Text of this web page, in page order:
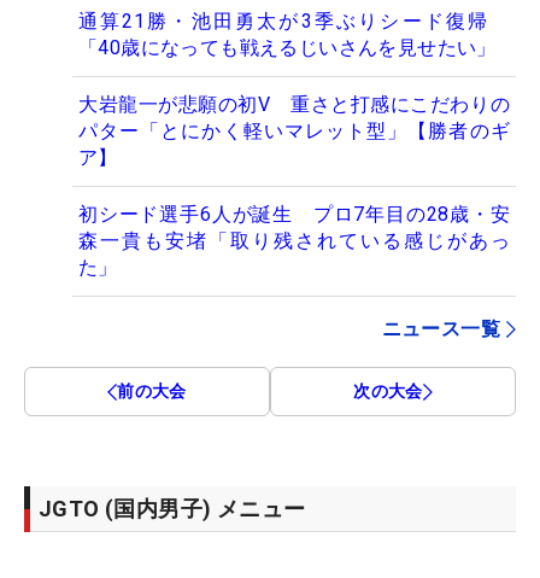
通算21勝・池田勇太が3季ぶりシード復帰
「40歳になっても戦えるじいさんを見せたい」
大岩龍一が悲願の初V 重さと打感にこだわりの
パター「とにかく軽いマレット型」【勝者のギ
ア】
初シード選手6人が誕生 プロ7年目の28歳・安
森一貴も安堵「取り残されている感じがあっ
た」
ニュース一覧
前の大会 次の大会
JGTO (国内男子) メニュー